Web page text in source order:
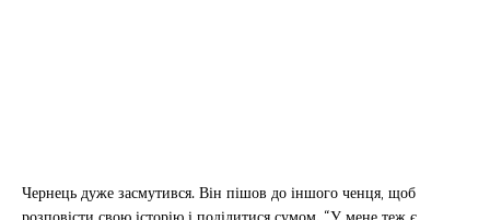
Чернець дуже засмутився. Він пішов до іншого ченця, щоб